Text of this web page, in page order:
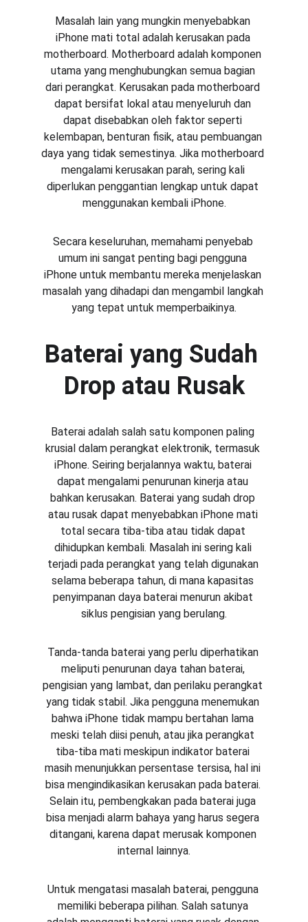
Masalah lain yang mungkin menyebabkan
iPhone mati total adalah kerusakan pada
motherboard. Motherboard adalah komponen
utama yang menghubungkan semua bagian
dari perangkat. Kerusakan pada motherboard
dapat bersifat lokal atau menyeluruh dan
dapat disebabkan oleh faktor seperti
kelembapan, benturan fisik, atau pembuangan
daya yang tidak semestinya. Jika motherboard
mengalami kerusakan parah, sering kali
diperlukan penggantian lengkap untuk dapat
menggunakan kembali iPhone.
Secara keseluruhan, memahami penyebab
umum ini sangat penting bagi pengguna
iPhone untuk membantu mereka menjelaskan
masalah yang dihadapi dan mengambil langkah
yang tepat untuk memperbaikinya.
Baterai yang Sudah
Drop atau Rusak
Baterai adalah salah satu komponen paling
krusial dalam perangkat elektronik, termasuk
iPhone. Seiring berjalannya waktu, baterai
dapat mengalami penurunan kinerja atau
bahkan kerusakan. Baterai yang sudah drop
atau rusak dapat menyebabkan iPhone mati
total secara tiba-tiba atau tidak dapat
dihidupkan kembali. Masalah ini sering kali
terjadi pada perangkat yang telah digunakan
selama beberapa tahun, di mana kapasitas
penyimpanan daya baterai menurun akibat
siklus pengisian yang berulang.
Tanda-tanda baterai yang perlu diperhatikan
meliputi penurunan daya tahan baterai,
pengisian yang lambat, dan perilaku perangkat
yang tidak stabil. Jika pengguna menemukan
bahwa iPhone tidak mampu bertahan lama
meski telah diisi penuh, atau jika perangkat
tiba-tiba mati meskipun indikator baterai
masih menunjukkan persentase tersisa, hal ini
bisa mengindikasikan kerusakan pada baterai.
Selain itu, pembengkakan pada baterai juga
bisa menjadi alarm bahaya yang harus segera
ditangani, karena dapat merusak komponen
internal lainnya.
Untuk mengatasi masalah baterai, pengguna
memiliki beberapa pilihan. Salah satunya